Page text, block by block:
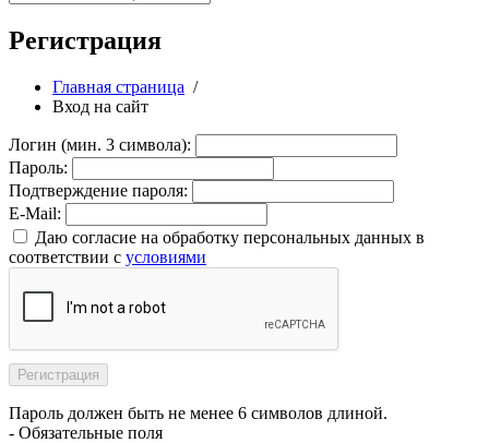
Регистрация
Главная страница /
Вход на сайт
Логин (мин. 3 символа):
Пароль:
Подтверждение пароля:
E-Mail:
Даю согласие на обработку персональных данных в
соответствии с условиями
Пароль должен быть не менее 6 символов длиной.
- Обязательные поля